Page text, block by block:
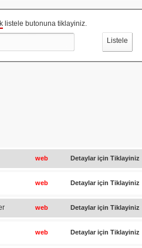
listele butonuna tiklayiniz.
Listele
web Detaylar için Tiklayiniz
web Detaylar için Tiklayiniz
web Detaylar için Tiklayiniz
web Detaylar için Tiklayiniz